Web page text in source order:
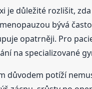
je důležité rozlišit,
bývá
opatrněji. Pro
na specializované
důvodem potíží